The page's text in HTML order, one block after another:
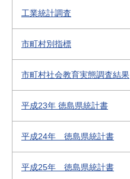
工業統計調査
市町村別指標
市町村社会教育実態調査結果
平成23年 徳島県統計書
平成24年 徳島県統計書
平成25年 徳島県統計書